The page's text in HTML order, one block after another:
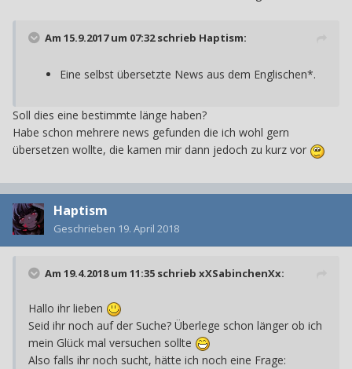
Am 15.9.2017 um 07:32 schrieb Haptism:
Eine selbst übersetzte News aus dem Englischen*.
Soll dies eine bestimmte länge haben?
Habe schon mehrere news gefunden die ich wohl gern
übersetzen wollte, die kamen mir dann jedoch zu kurz vor
Haptism
Geschrieben 19. April 2018
Am 19.4.2018 um 11:35 schrieb xXSabinchenXx:
Hallo ihr lieben
Seid ihr noch auf der Suche? Überlege schon länger ob ich
mein Glück mal versuchen sollte
Also falls ihr noch sucht, hätte ich noch eine Frage: